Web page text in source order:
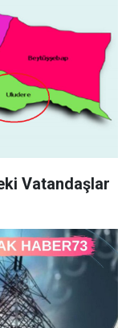
Vatandaşlar